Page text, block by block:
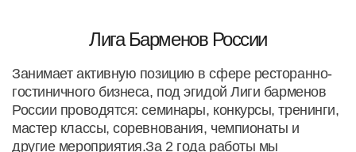
Лига Барменов России
Занимает активную позицию в сфере ресторанно-
гостиничного бизнеса, под эгидой Лиги барменов
России проводятся: семинары, конкурсы, тренинги,
мастер классы, соревнования, чемпионаты и
другие мероприятия.За 2 года работы мы